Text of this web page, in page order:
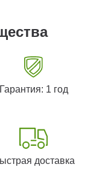
Гарантия: 1 год
доставка